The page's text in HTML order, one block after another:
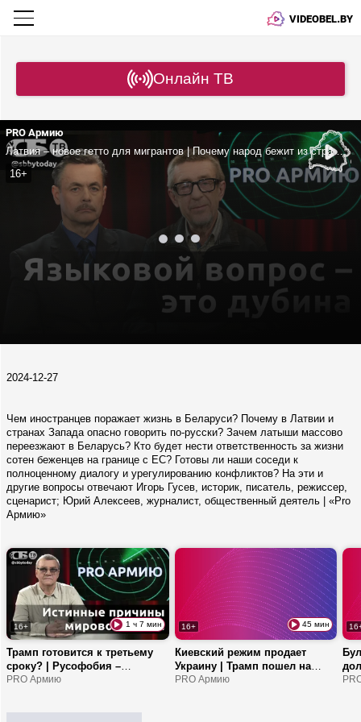
VIDEOBEL.BY
Онлайн ТВ
PRO Армию
Латвия – новое гетто для мигрантов | Почему народ бежит из страны? | Прибалтика деградирует | Правда о жизни в ЕС
16+
2024-12-27
Чем иностранцев поражает жизнь в Беларуси? Почему в Латвии и
странах Запада опасно говорить по-русски? Зачем латыши массово
переезжают в Беларусь? Кто будет нести ответственность за жизни
сотен беженцев на границе с ЕС? Готовы ли наши соседи к
полноценному диалогу и урегулированию конфликтов? На эти и
другие вопросы отвечают Игорь Гусев, историк, писатель, режиссер,
сценарист; Юрий Алексеев, журналист, общественный деятель | «Pro
Армию»
16+ 1 ч 7 мин
Трамп готовится к третьему
сроку? | Русофобия –
фундамент политики ЕС? |
PRO Армию
16+ 45 мин
Киевский режим продает
Украину | Трамп пошел на
попятную с Ираном? | ЕС
PRO Армию